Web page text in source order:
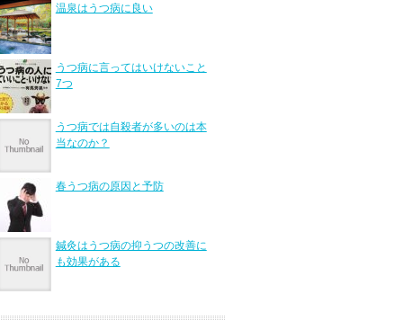
温泉はうつ病に良い
うつ病に言ってはいけないこと
7つ
うつ病では自殺者が多いのは本
当なのか？
春うつ病の原因と予防
鍼灸はうつ病の抑うつの改善に
も効果がある